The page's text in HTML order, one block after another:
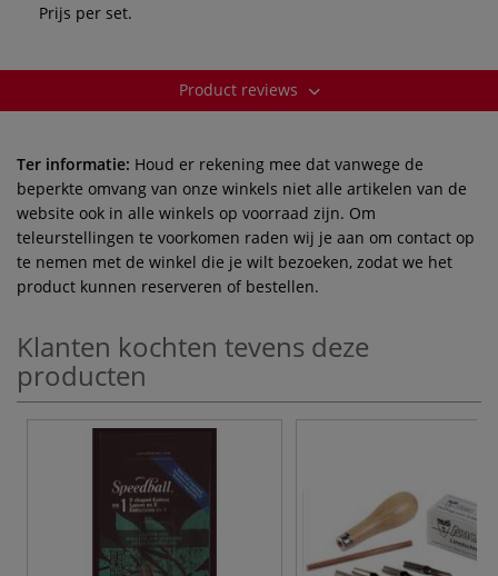
Prijs per set.
Product reviews
Ter informatie: Houd er rekening mee dat vanwege de
beperkte omvang van onze winkels niet alle artikelen van de
website ook in alle winkels op voorraad zijn. Om
teleurstellingen te voorkomen raden wij je aan om contact op
te nemen met de winkel die je wilt bezoeken, zodat we het
product kunnen reserveren of bestellen.
Klanten kochten tevens deze
producten